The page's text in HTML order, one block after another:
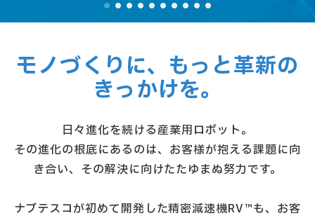
モノづくりに、もっと革新の
きっかけを。
日々進化を続ける産業用ロボット。
その進化の根底にあるのは、お客様が抱える課題に向
き合い、その解決に向けたたゆまぬ努力です。
ナブテスコが初めて開発した精密減速機RV™も、お客